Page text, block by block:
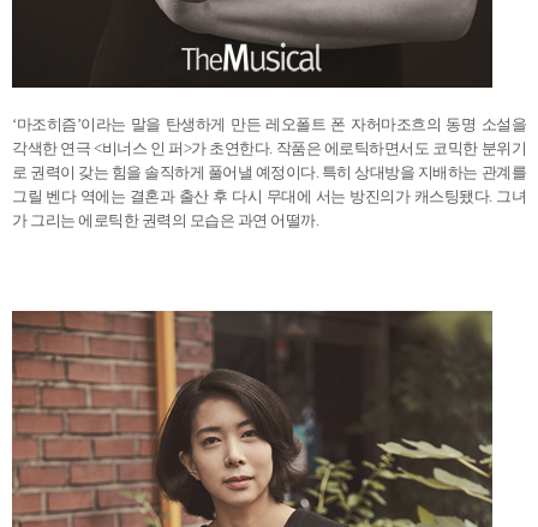
‘마조히즘’이라는 말을 탄생하게 만든 레오폴트 폰 자허마조흐의 동명 소설을
각색한 연극 <비너스 인 퍼>가 초연한다. 작품은 에로틱하면서도 코믹한 분위기
로 권력이 갖는 힘을 솔직하게 풀어낼 예정이다. 특히 상대방을 지배하는 관계를
그릴 벤다 역에는 결혼과 출산 후 다시 무대에 서는 방진의가 캐스팅됐다. 그녀
가 그리는 에로틱한 권력의 모습은 과연 어떨까.